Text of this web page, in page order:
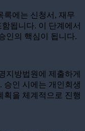
록에는 신청서, 재무
됩니다. 이 단계에서
인의 핵심이 됩니다.
지방법원에 제출하게
승인 시에는 개인회생
획을 체계적으로 진행